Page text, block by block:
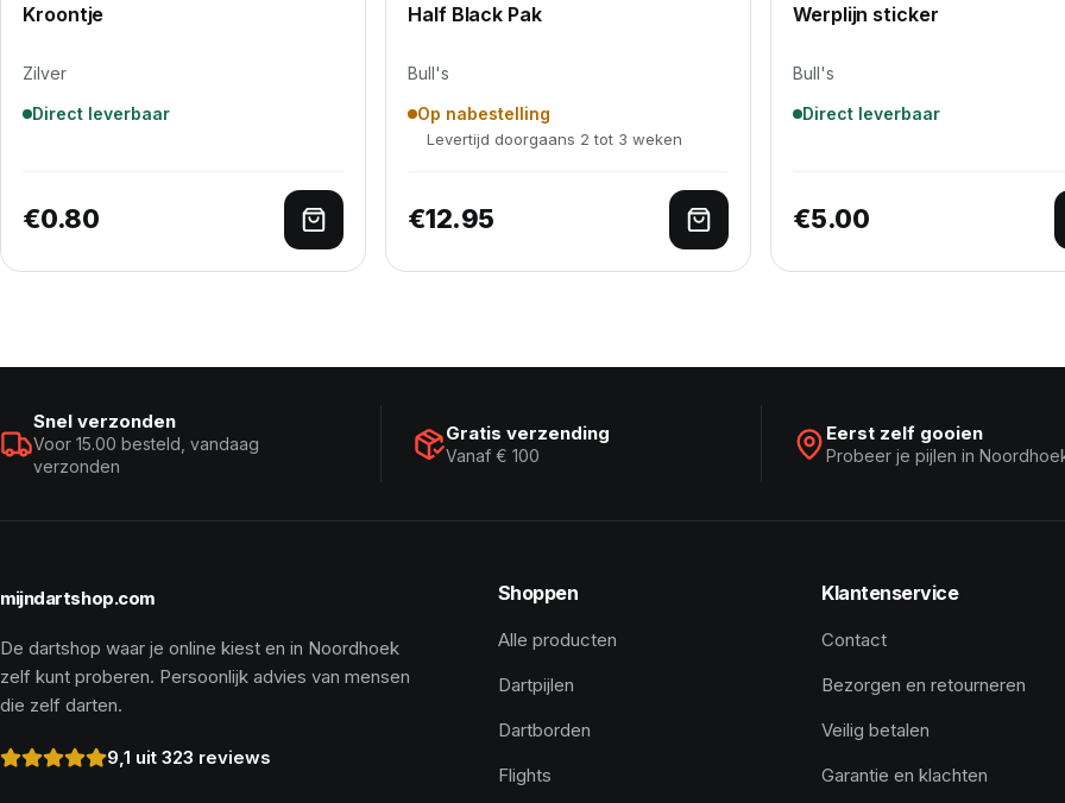
Kroontje
Zilver
Direct leverbaar
€0.80 Toevoegen aan winkelwagen
Half Black Pak
Bull's
Op nabestelling
Levertijd doorgaans 2 tot 3 weken
€12.95 Toevoegen aan winkelwagen
Werplijn sticker
Bull's
Direct leverbaar
€5.00
Snel verzonden
Voor 15.00 besteld, vandaag
verzonden
Gratis verzending
Vanaf € 100
Eerst zelf gooien
Probeer je pijlen in
mijndartshop.com
De dartshop waar je online kiest en in Noordhoek
zelf kunt proberen. Persoonlijk advies van mensen
die zelf darten.
9,1 uit 323 reviews
Shoppen
Alle producten
Dartpijlen
Dartborden
Flights
Klantenservice
Contact
Bezorgen en retourneren
Veilig betalen
Garantie en klachten